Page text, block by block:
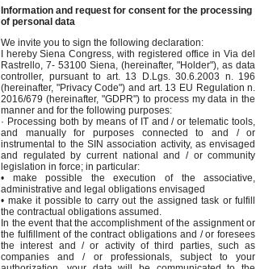
Information and request for consent for the processing
of personal data
We invite you to sign the following declaration:
I herebySiena Congress, with registered office in Via del
Rastrello, 7- 53100 Siena, (hereinafter, "Holder"), as data
controller, pursuant to art. 13 D.Lgs. 30.6.2003 n. 196
(hereinafter, "Privacy Code") and art. 13 EU Regulation n.
2016/679 (hereinafter, "GDPR") to process my data in the
manner and for the following purposes:
· Processing both by means of IT and / or telematic tools,
and manually for purposes connected to and / or
instrumental to the SIN association activity, as envisaged
and regulated by current national and / or community
legislation in force; in particular:
• make possible the execution of the associative,
administrative and legal obligations envisaged
• make it possible to carry out the assigned task or fulfill
the contractual obligations assumed.
In the event that the accomplishment of the assignment or
the fulfillment of the contract obligations and / or foresees
the interest and / or activity of third parties, such as
companies and / or professionals, subject to your